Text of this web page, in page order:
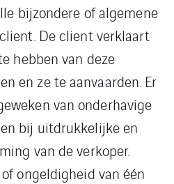
bijzondere of algemene
De client verklaart
hebben van deze
en ze te aanvaarden. Er
van onderhavige
bij uitdrukkelijke en
van de verkoper.
ongeldigheid van één